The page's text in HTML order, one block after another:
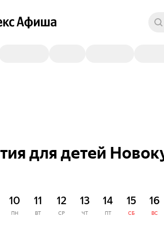
для детей
10
ПН
11
ВТ
12
СР
13
ЧТ
14
ПТ
15
СБ
16
ВС